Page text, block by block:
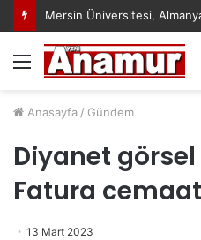
Menü
Anasayfa / Gündem
Diyanet
Fatura
13 Mart 2023